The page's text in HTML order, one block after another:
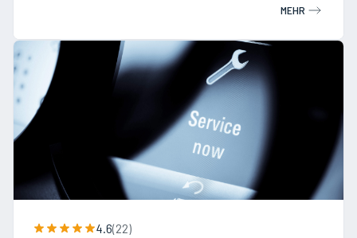
MEHR
4.6(22)